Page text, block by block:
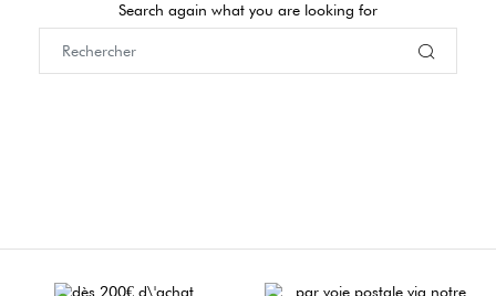
Search again what you are looking for